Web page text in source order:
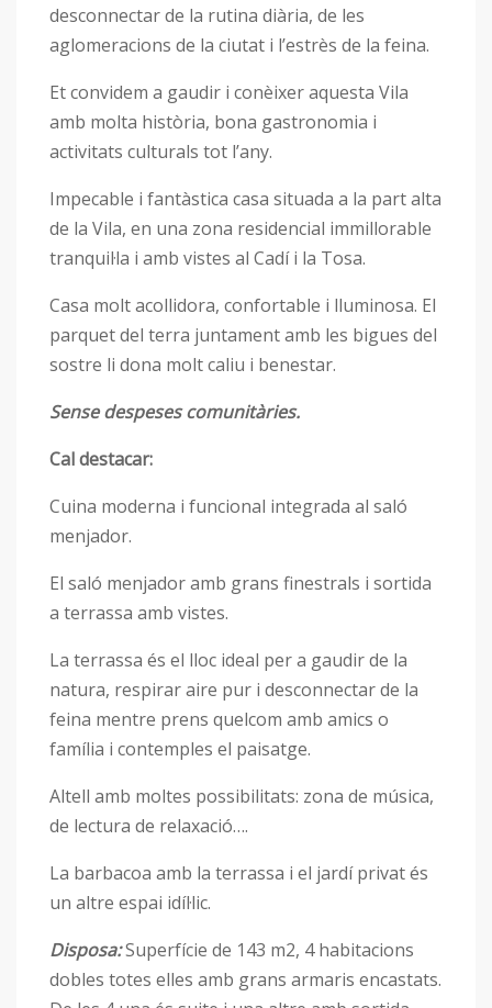
desconnectar de la rutina diària, de les
aglomeracions de la ciutat i l’estrès de la feina.
Et convidem a gaudir i conèixer aquesta Vila
amb molta història, bona gastronomia i
activitats culturals tot l’any.
Impecable i fantàstica casa situada a la part alta
de la Vila, en una zona residencial immillorable
tranquil·la i amb vistes al Cadí i la Tosa.
Casa molt acollidora, confortable i lluminosa. El
parquet del terra juntament amb les bigues del
sostre li dona molt caliu i benestar.
Sense despeses comunitàries.
Cal destacar:
Cuina moderna i funcional integrada al saló
menjador.
El saló menjador amb grans finestrals i sortida
a terrassa amb vistes.
La terrassa és el lloc ideal per a gaudir de la
natura, respirar aire pur i desconnectar de la
feina mentre prens quelcom amb amics o
família i contemples el paisatge.
Altell amb moltes possibilitats: zona de música,
de lectura de relaxació….
La barbacoa amb la terrassa i el jardí privat és
un altre espai idíl·lic.
Disposa:Superfície de 143 m2, 4 habitacions
dobles totes elles amb grans armaris encastats.